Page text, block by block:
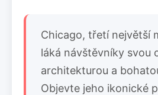
Chicago, třetí největší
láká návštěvníky svou
architekturou a
Objevte jeho ikonické